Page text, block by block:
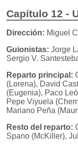
Capítulo 12 -
Dirección: Miguel
Guionistas: Jorge
Sergio V.
Reparto principal:
(Lorena), David
(Eugenia), Paco
Pepe Viyuela
Mariano Peña
Resto del reparto:
Spano (McKiller),